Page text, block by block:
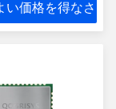
い価格を得なさ